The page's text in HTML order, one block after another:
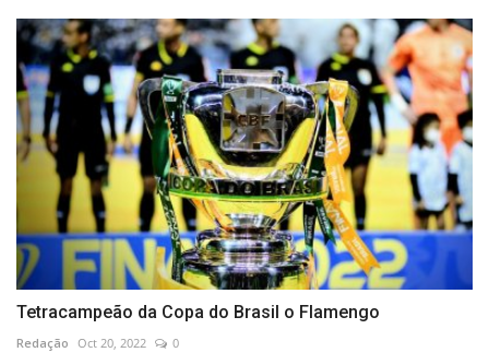
Tetracampeão da Copa do Brasil o Flamengo
Redação Oct 20, 2022 0